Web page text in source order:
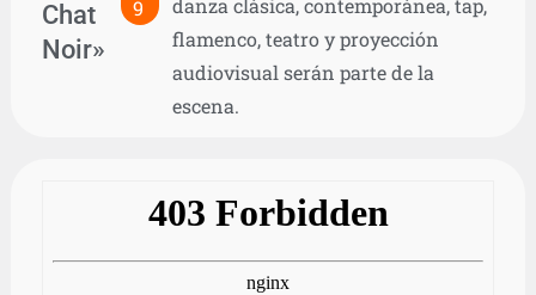
Chat
Noir»
9
danza clásica, contemporánea, tap,
flamenco, teatro y proyección
audiovisual serán parte de la
escena.